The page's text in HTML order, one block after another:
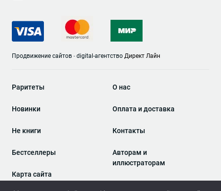
Раритеты
Новинки
Не книги
Бестселлеры
Карта сайта
О нас
Оплата и доставка
Контакты
Авторам и
иллюстраторам
Продвижение сайтов - digital-агентство Директ Лайн